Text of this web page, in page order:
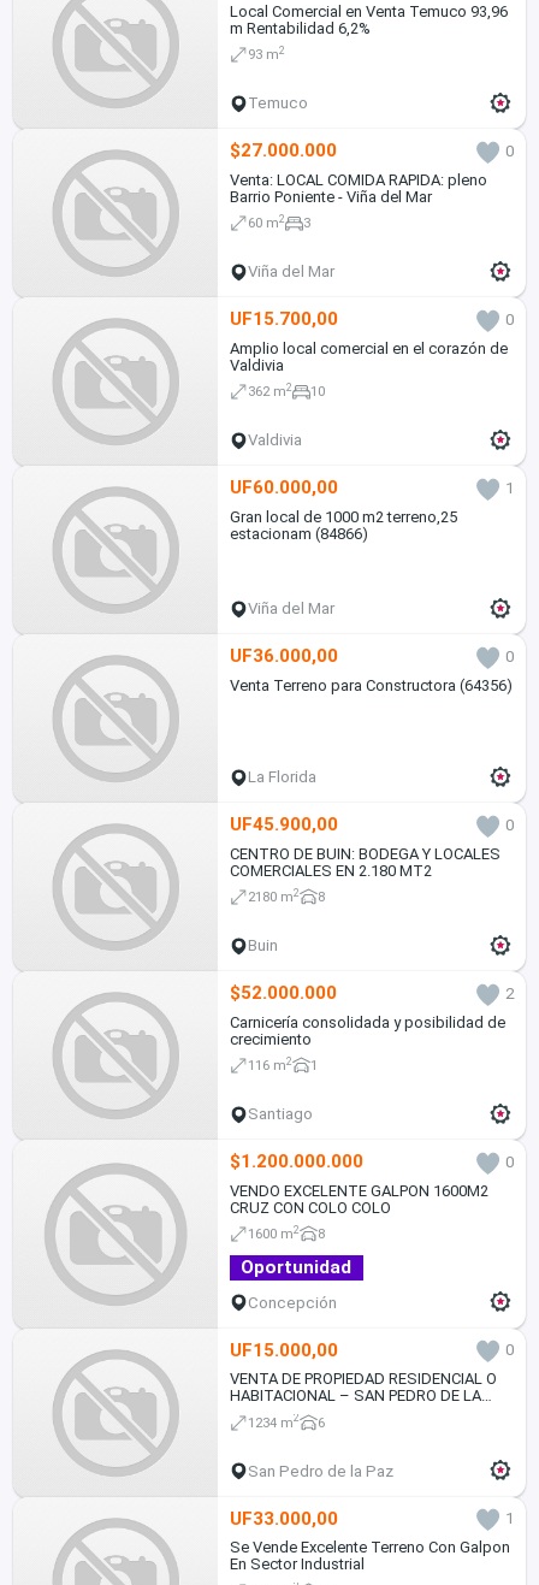
Local Comercial en Venta Temuco 93,96
m Rentabilidad 6,2%
93 m2
Temuco
$27.000.000
0
Venta: LOCAL COMIDA RAPIDA: pleno
Barrio Poniente - Viña del Mar
60 m2 3
Viña del Mar
UF15.700,00
0
Amplio local comercial en el corazón de
Valdivia
362 m2 10
Valdivia
UF60.000,00
1
Gran local de 1000 m2 terreno,25
estacionam (84866)
Viña del Mar
UF36.000,00
0
Venta Terreno para Constructora (64356)
La Florida
UF45.900,00
0
CENTRO DE BUIN: BODEGA Y LOCALES
COMERCIALES EN 2.180 MT2
2180 m2 8
Buin
$52.000.000
2
Carnicería consolidada y posibilidad de
crecimiento
116 m2 1
Santiago
$1.200.000.000
0
VENDO EXCELENTE GALPON 1600M2
CRUZ CON COLO COLO
1600 m2 8
Oportunidad
Concepción
UF15.000,00
0
VENTA DE PROPIEDAD RESIDENCIAL O
HABITACIONAL – SAN PEDRO DE LA
PAZ, VILLA ICALMA
1234 m2 6
San Pedro de la Paz
UF33.000,00
1
Se Vende Excelente Terreno Con Galpon
En Sector Industrial